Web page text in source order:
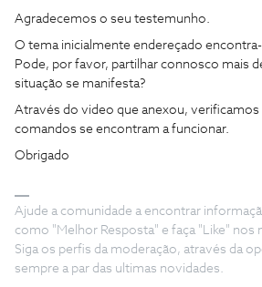
Agradecemos o seu testemunho.
O tema inicialmente endereçado
Pode, por favor, partilhar connosco mais
situação se manifesta?
Através do video que anexou, verificamos
comandos se encontram a funcionar.
Obrigado
Ajude a comunidade a encontrar
como "Melhor Resposta" e faça "Like"
Siga os perfis da moderação, através da
sempre a par das ultimas novidades.